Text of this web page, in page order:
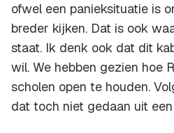
ofwel een panieksituatie is
breder kijken. Dat is ook
staat. Ik denk ook dat dit
wil. We hebben gezien hoe
scholen open te houden.
dat toch niet gedaan uit